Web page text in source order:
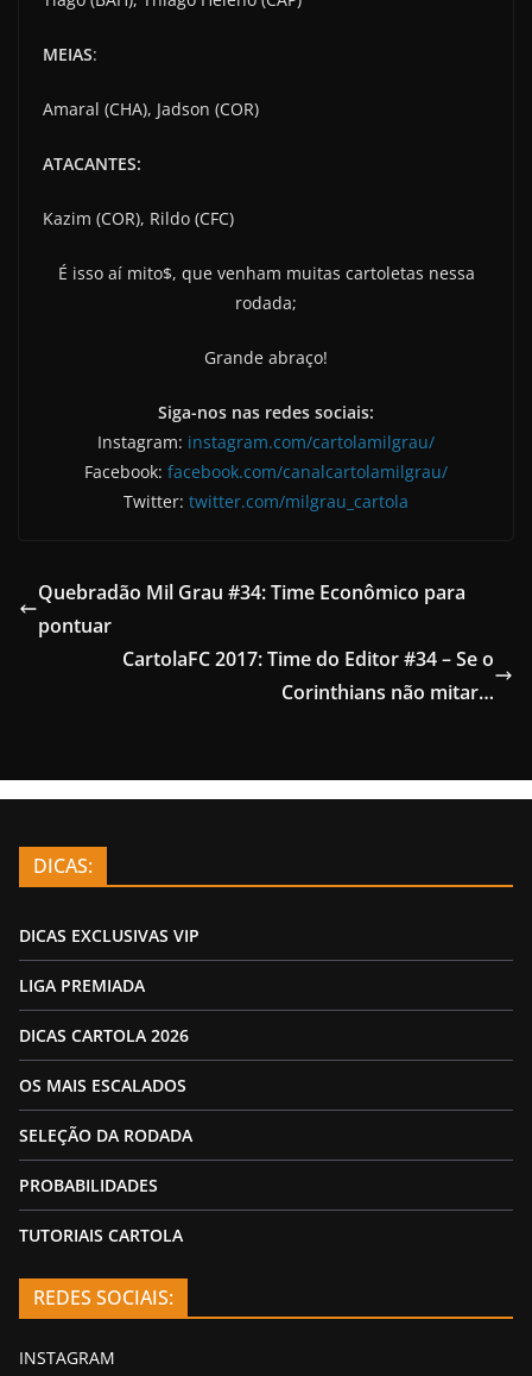
MEIAS:
Amaral (CHA), Jadson (COR)
ATACANTES:
Kazim (COR), Rildo (CFC)
É isso aí mito$, que venham muitas cartoletas nessa
rodada;
Grande abraço!
Siga-nos nas redes sociais:
Instagram: instagram.com/cartolamilgrau/
Facebook: facebook.com/canalcartolamilgrau/
Twitter: twitter.com/milgrau_cartola
Quebradão Mil Grau #34: Time Econômico para
pontuar
CartolaFC 2017: Time do Editor #34 – Se o
Corinthians não mitar…
DICAS:
DICAS EXCLUSIVAS VIP
LIGA PREMIADA
DICAS CARTOLA 2026
OS MAIS ESCALADOS
SELEÇÃO DA RODADA
PROBABILIDADES
TUTORIAIS CARTOLA
REDES SOCIAIS:
INSTAGRAM